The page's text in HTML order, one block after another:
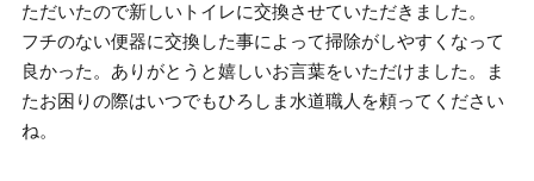
ただいたので新しいトイレに交換させていただきました。
フチのない便器に交換した事によって掃除がしやすくなって
良かった。ありがとうと嬉しいお言葉をいただけました。ま
たお困りの際はいつでもひろしま水道職人を頼ってください
ね。